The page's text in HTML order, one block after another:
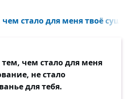
смотрит
окон.
не столкнуться:
не может обратно
стало для меня твоё
чем стало для меня
не стало
для тебя.